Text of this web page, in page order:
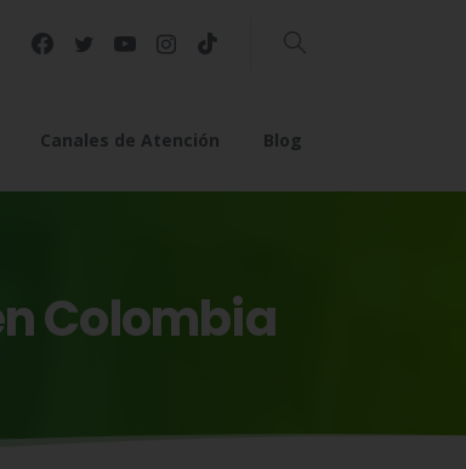
Buscar
Canales de Atención Blog
Colombia